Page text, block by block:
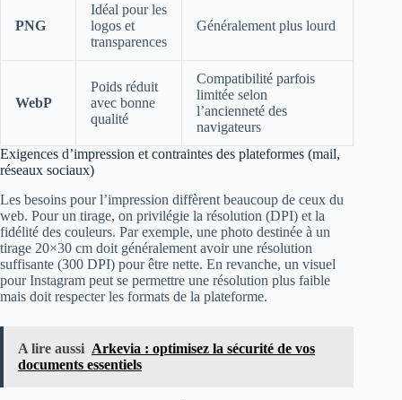
PNG
Idéal pour les
logos et
transparences
Généralement plus lourd
WebP
Poids réduit
avec bonne
qualité
Compatibilité parfois
limitée selon
l’ancienneté des
navigateurs
Exigences d’impression et contraintes des plateformes (mail,
réseaux sociaux)
Les besoins pour l’impression diffèrent beaucoup de ceux du
web. Pour un tirage, on privilégie la résolution (DPI) et la
fidélité des couleurs. Par exemple, une photo destinée à un
tirage 20×30 cm doit généralement avoir une résolution
suffisante (300 DPI) pour être nette. En revanche, un visuel
pour Instagram peut se permettre une résolution plus faible
mais doit respecter les formats de la plateforme.
A lire aussi Arkevia : optimisez la sécurité de vos
documents essentiels